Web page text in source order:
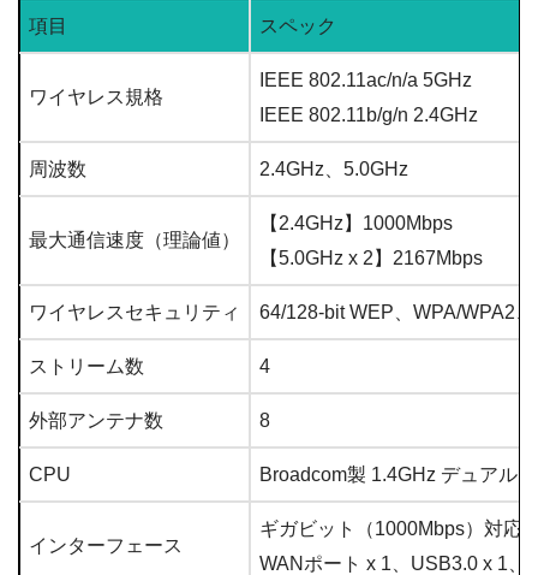
項目 スペック
ワイヤレス規格
IEEE 802.11ac/n/a 5GHz
IEEE 802.11b/g/n 2.4GHz
周波数 2.4GHz、5.0GHz
最大通信速度（理論値）
【2.4GHz】1000Mbps
【5.0GHz x 2】2167Mbps
ワイヤレスセキュリティ 64/128-bit WEP、WPA/WPA2
ストリーム数 4
外部アンテナ数 8
CPU Broadcom製 1.4GHz デュアル
インターフェース
ギガビット（1000Mbps）対応
WANポート x 1、USB3.0 x 1、